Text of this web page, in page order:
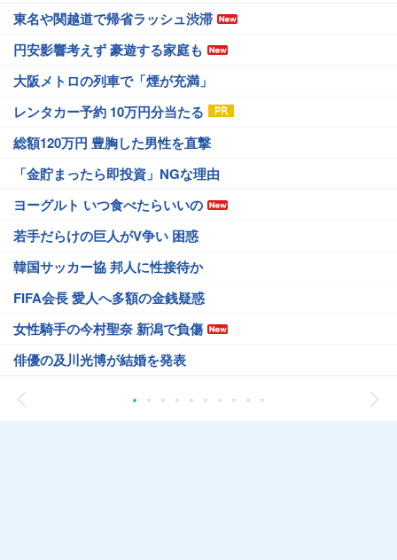
東名や関越道で帰省ラッシュ渋滞
円安影響考えず 豪遊する家庭も
大阪メトロの列車で「煙が充満」
レンタカー予約 10万円分当たる
総額120万円 豊胸した男性を直撃
「金貯まったら即投資」NGな理由
ヨーグルト いつ食べたらいいの
若手だらけの巨人がV争い 困惑
韓国サッカー協 邦人に性接待か
FIFA会長 愛人へ多額の金銭疑惑
女性騎手の今村聖奈 新潟で負傷
俳優の及川光博が結婚を発表